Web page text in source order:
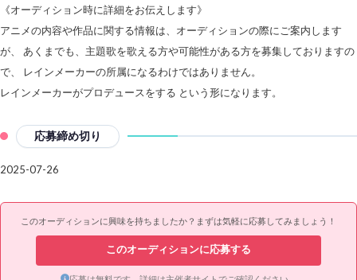
《オーディション時に詳細をお伝えします》
アニメの内容や作品に関する情報は、オーディションの際にご案内します
が、 あくまでも、主題歌を歌える方や可能性がある方を募集しておりますの
で、 レインメーカーの所属になるわけではありません。
レインメーカーがプロデュースをする という形になります。
応募締め切り
2025-07-26
このオーディションに興味を持ちましたか？まずは気軽に応募してみましょう！
このオーディションに応募する